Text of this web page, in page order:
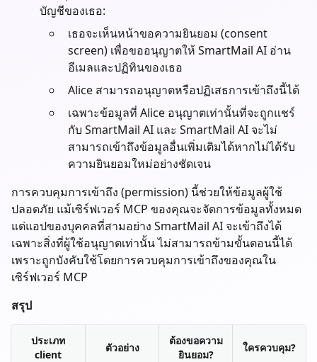
บัญชีของเธอ:
เธอจะเห็นหน้าขอความยินยอม (consent
screen) เพื่อขออนุญาตให้ SmartMail AI อ่าน
อีเมลและปฏิทินของเธอ
Alice สามารถอนุญาตหรือปฏิเสธการเข้าถึงนี้ได้
เฉพาะข้อมูลที่ Alice อนุญาตเท่านั้นที่จะถูกแชร์
กับ SmartMail AI และ SmartMail AI จะไม่
สามารถเข้าถึงข้อมูลอื่นเพิ่มเติมได้หากไม่ได้รับ
ความยินยอมใหม่อย่างชัดเจน
การควบคุมการเข้าถึง (permission) นี้ช่วยให้ข้อมูลผู้ใช้
ปลอดภัย แม้เซิร์ฟเวอร์ MCP ของคุณจะจัดการข้อมูลทั้งหมด
แต่แอปของบุคคลที่สามอย่าง SmartMail AI จะเข้าถึงได้
เฉพาะสิ่งที่ผู้ใช้อนุญาตเท่านั้น ไม่สามารถข้ามขั้นตอนนี้ได้
เพราะถูกบังคับใช้โดยการควบคุมการเข้าถึงของคุณใน
เซิร์ฟเวอร์ MCP
สรุป
ประเภท
client
ตัวอย่าง
ต้องขอความ
ยินยอม?
ใครควบคุม?